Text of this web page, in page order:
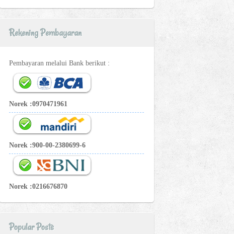
Rekening Pembayaran
Pembayaran melalui Bank berikut :
Norek :0970471961
Norek :900-00-2380699-6
Norek :0216676870
Popular Posts